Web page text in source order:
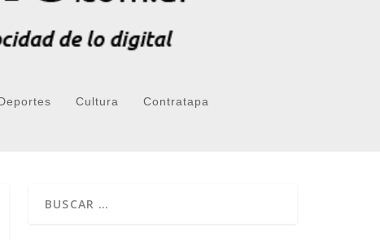
Cultura Contratapa